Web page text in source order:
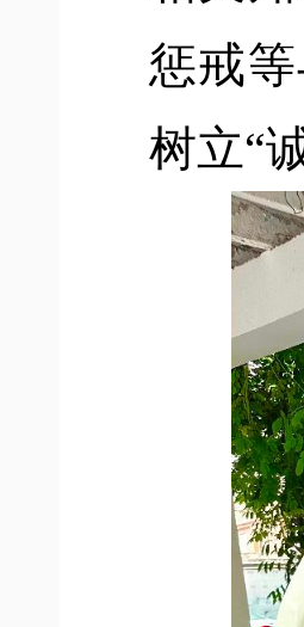
惩戒
树立“